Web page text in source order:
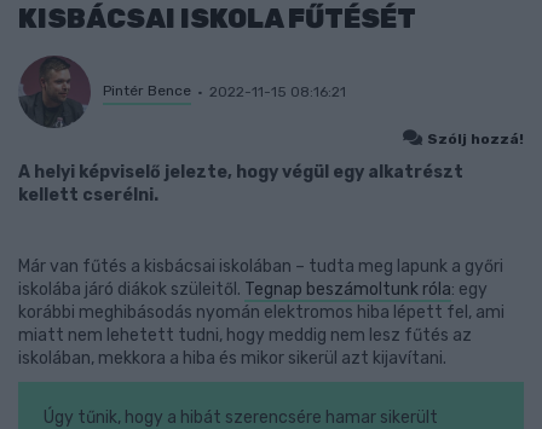
KISBÁCSAI ISKOLA FŰTÉSÉT
Pintér Bence 2022-11-15 08:16:21
Szólj hozzá!
A helyi képviselő jelezte, hogy végül egy alkatrészt
kellett cserélni.
Már van fűtés a kisbácsai iskolában – tudta meg lapunk a győri
iskolába járó diákok szüleitől. Tegnap beszámoltunk róla: egy
korábbi meghibásodás nyomán elektromos hiba lépett fel, ami
miatt nem lehetett tudni, hogy meddig nem lesz fűtés az
iskolában, mekkora a hiba és mikor sikerül azt kijavítani.
Úgy tűnik, hogy a hibát szerencsére hamar sikerült